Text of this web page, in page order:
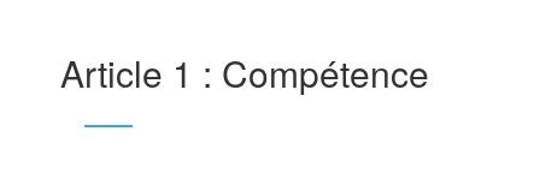
Article 1 : Compétence